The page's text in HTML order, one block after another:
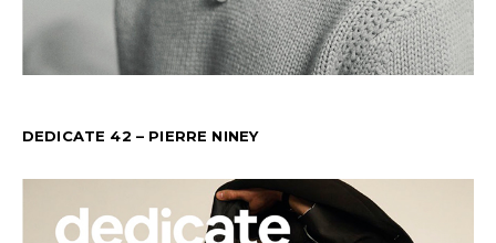
DEDICATE 42 – PIERRE NINEY